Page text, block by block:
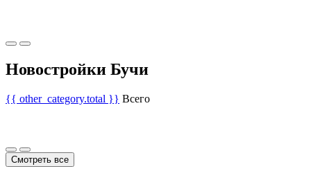
Новостройки Бучи
{{ other_category.total }} Всего
Смотреть все